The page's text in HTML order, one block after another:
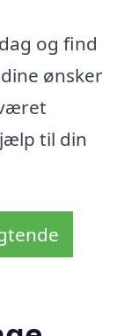
og find
ønsker
til din